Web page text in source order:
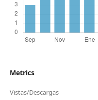
Metrics
Vistas/Descargas